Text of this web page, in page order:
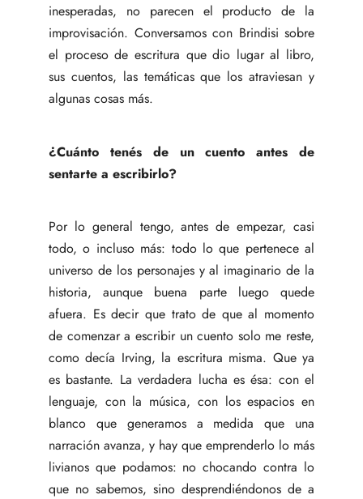
inesperadas, no parecen el producto de la
improvisación. Conversamos con Brindisi sobre
el proceso de escritura que dio lugar al libro,
sus cuentos, las temáticas que los atraviesan y
algunas cosas más.
¿Cuánto tenés de un cuento antes de
sentarte a escribirlo?
Por lo general tengo, antes de empezar, casi
todo, o incluso más: todo lo que pertenece al
universo de los personajes y al imaginario de la
historia, aunque buena parte luego quede
afuera. Es decir que trato de que al momento
de comenzar a escribir un cuento solo me reste,
como decía Irving, la escritura misma. Que ya
es bastante. La verdadera lucha es ésa: con el
lenguaje, con la música, con los espacios en
blanco que generamos a medida que una
narración avanza, y hay que emprenderlo lo más
livianos que podamos: no chocando contra lo
que no sabemos, sino desprendiéndonos de a